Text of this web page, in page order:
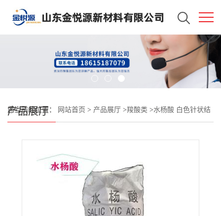
产品展厅
您当前的位置： 网站首页 > 产品展厅 >羧酸类 >水杨酸 白色针状结